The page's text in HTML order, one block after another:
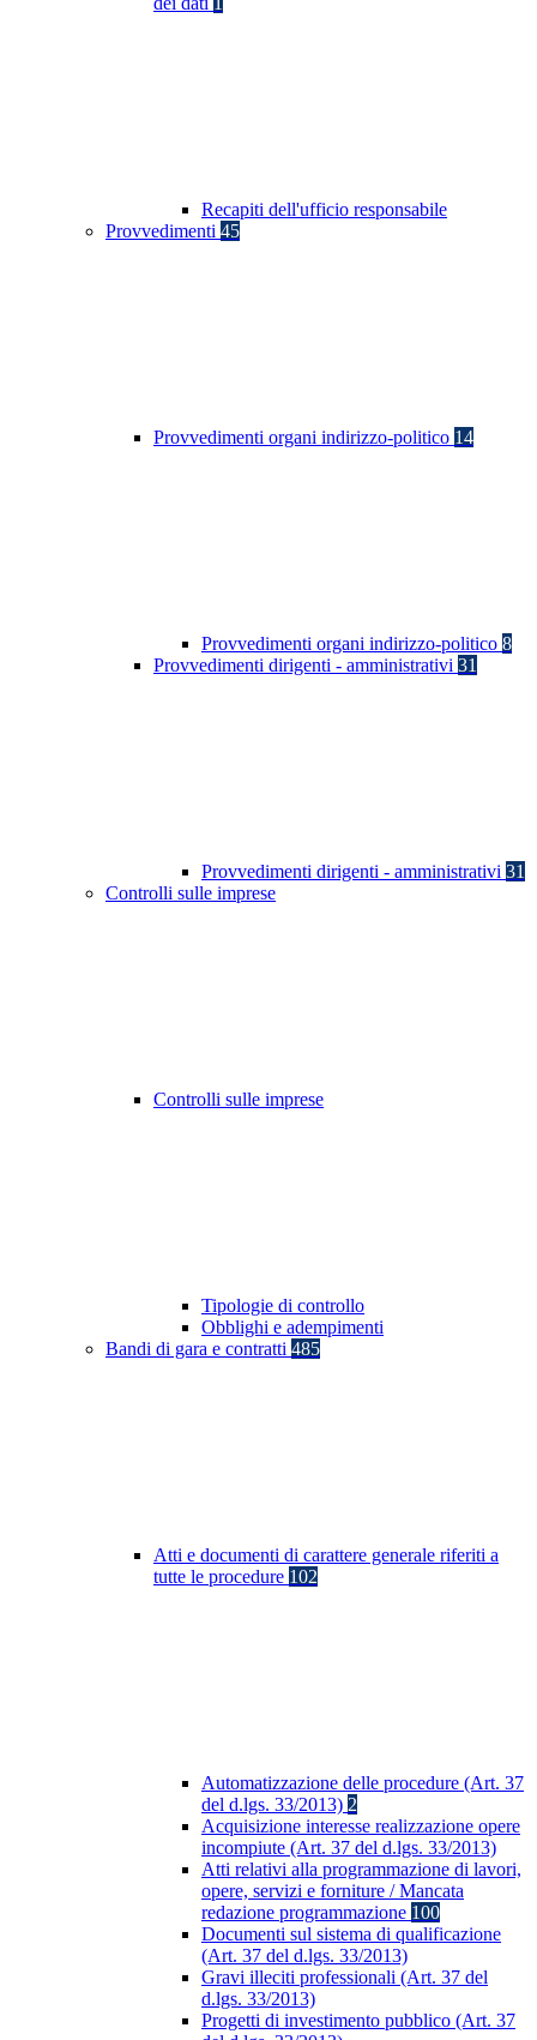
Recapiti dell'ufficio responsabile
Provvedimenti 45
Provvedimenti organi indirizzo-politico 14
Provvedimenti organi indirizzo-politico 8
Provvedimenti dirigenti - amministrativi 31
Provvedimenti dirigenti - amministrativi 31
Controlli sulle imprese
Controlli sulle imprese
Tipologie di controllo
Obblighi e adempimenti
Bandi di gara e contratti 485
Atti e documenti di carattere generale riferiti a
tutte le procedure 102
Automatizzazione delle procedure (Art. 37
del d.lgs. 33/2013) 2
Acquisizione interesse realizzazione opere
incompiute (Art. 37 del d.lgs. 33/2013)
Atti relativi alla programmazione di lavori,
opere, servizi e forniture / Mancata
redazione programmazione 100
Documenti sul sistema di qualificazione
(Art. 37 del d.lgs. 33/2013)
Gravi illeciti professionali (Art. 37 del
d.lgs. 33/2013)
Progetti di investimento pubblico (Art. 37